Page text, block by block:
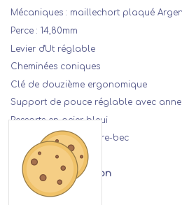
Mécaniques : maillechort plaqué
Perce : 14,80mm
Levier d'Ut réglable
Cheminées coniques
Clé de douzième ergonomique
Support de pouce réglable avec
Ressorts en acier bleui
Bec, ligature et couvre-bec
Détails de la location